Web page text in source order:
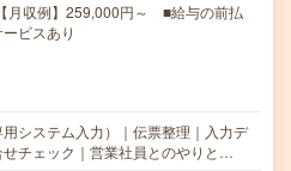
収例】259,000円～ ■給与の前払
ビスあり
システム入力）｜伝票整理｜入力デ
せチェック｜営業社員とのやりと…